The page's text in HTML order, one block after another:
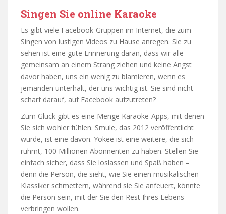
Singen Sie online Karaoke
Es gibt viele Facebook-Gruppen im Internet, die zum
Singen von lustigen Videos zu Hause anregen. Sie zu
sehen ist eine gute Erinnerung daran, dass wir alle
gemeinsam an einem Strang ziehen und keine Angst
davor haben, uns ein wenig zu blamieren, wenn es
jemanden unterhält, der uns wichtig ist. Sie sind nicht
scharf darauf, auf Facebook aufzutreten?
Zum Glück gibt es eine Menge Karaoke-Apps, mit denen
Sie sich wohler fühlen. Smule, das 2012 veröffentlicht
wurde, ist eine davon. Yokee ist eine weitere, die sich
rühmt, 100 Millionen Abonnenten zu haben. Stellen Sie
einfach sicher, dass Sie loslassen und Spaß haben –
denn die Person, die sieht, wie Sie einen musikalischen
Klassiker schmettern, während sie Sie anfeuert, könnte
die Person sein, mit der Sie den Rest Ihres Lebens
verbringen wollen.